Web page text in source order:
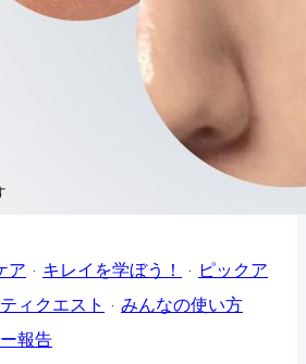
！
ア · キレイを学ぼう！ · ピックア
ィクエスト · みんなの使い方
報告